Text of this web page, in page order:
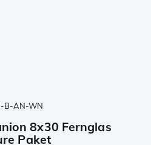
B-AN-WN
8x30 Fernglas
Paket